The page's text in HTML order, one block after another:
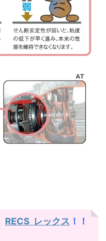
RECS レックス ！！